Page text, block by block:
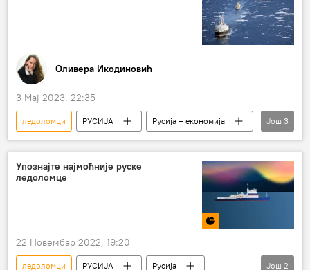
Оливера Икодиновић
3 Мај 2023, 22:35
ледоломци РУСИЈА
Русија – економија
Анализе и мишљења
Северни морски пут
Кина
Још 3
Упознајте најмоћније руске
ледоломце
22 Новембар 2022, 19:20
ледоломци РУСИЈА Русија Још 2